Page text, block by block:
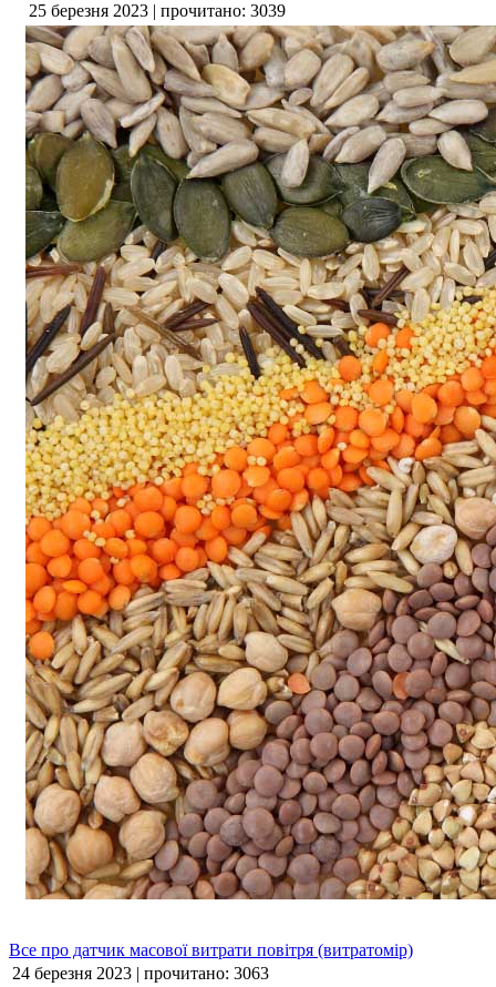
25 березня 2023 | прочитано: 3039
Все про датчик масової витрати повітря (витратомір)
24 березня 2023 | прочитано: 3063